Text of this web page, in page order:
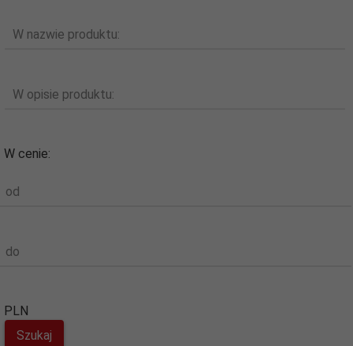
W nazwie produktu:
W opisie produktu:
W cenie:
od
do
PLN